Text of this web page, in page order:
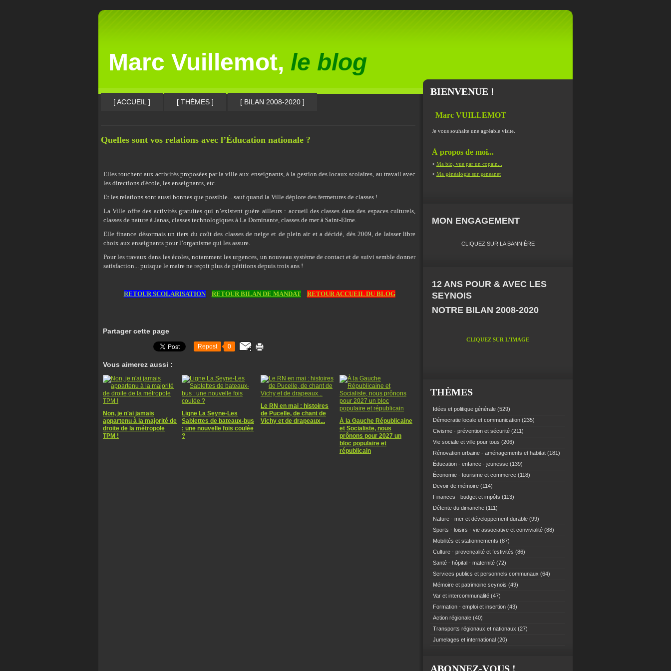
Marc Vuillemot, le blog
[ ACCUEIL ] [ THÈMES ] [ BILAN 2008-2020 ]
Quelles sont vos relations avec l’Éducation nationale ?
Elles touchent aux activités proposées par la ville aux enseignants, à la gestion des locaux scolaires, au travail avec
les directions d'école, les enseignants, etc.
Et les relations sont aussi bonnes que possible... sauf quand la Ville déplore des fermetures de classes !
La Ville offre des activités gratuites qui n’existent guère ailleurs : accueil des classes dans des espaces culturels,
classes de nature à Janas, classes technologiques à La Dominante, classes de mer à Saint-Elme.
Elle finance désormais un tiers du coût des classes de neige et de plein air et a décidé, dès 2009, de laisser libre
choix aux enseignants pour l’organisme qui les assure.
Pour les travaux dans les écoles, notamment les urgences, un nouveau système de contact et de suivi semble donner
satisfaction... puisque le maire ne reçoit plus de pétitions depuis trois ans !
RETOUR SCOLARISATION RETOUR BILAN DE MANDAT RETOUR ACCUEIL DU BLOG
Partager cette page
Repost 0
Vous aimerez aussi :
Non, je n'ai jamais
appartenu à la majorité de
droite de la métropole
TPM !
Ligne La Seyne-Les
Sablettes de bateaux-bus
: une nouvelle fois coulée
?
Le RN en mai : histoires
de Pucelle, de chant de
Vichy et de drapeaux...
À la Gauche Républicaine
et Socialiste, nous
prônons pour 2027 un
bloc populaire et
républicain
BIENVENUE !
Marc VUILLEMOT
Je vous souhaite une agréable visite.
À propos de moi...
> Ma bio, vue par un copain...
> Ma généalogie sur geneanet
MON ENGAGEMENT
CLIQUEZ SUR LA BANNIÈRE
12 ANS POUR & AVEC LES
SEYNOIS
NOTRE BILAN 2008-2020
CLIQUEZ SUR L'IMAGE
THÈMES
Idées et politique générale (529)
Démocratie locale et communication (235)
Civisme - prévention et sécurité (211)
Vie sociale et ville pour tous (206)
Rénovation urbaine - aménagements et habitat (181)
Éducation - enfance - jeunesse (139)
Économie - tourisme et commerce (118)
Devoir de mémoire (114)
Finances - budget et impôts (113)
Détente du dimanche (111)
Nature - mer et développement durable (99)
Sports - loisirs - vie associative et convivialité (88)
Mobilités et stationnements (87)
Culture - provençalité et festivités (86)
Santé - hôpital - maternité (72)
Services publics et personnels communaux (64)
Mémoire et patrimoine seynois (49)
Var et intercommunalité (47)
Formation - emploi et insertion (43)
Action régionale (40)
Transports régionaux et nationaux (27)
Jumelages et international (20)
ABONNEZ-VOUS !